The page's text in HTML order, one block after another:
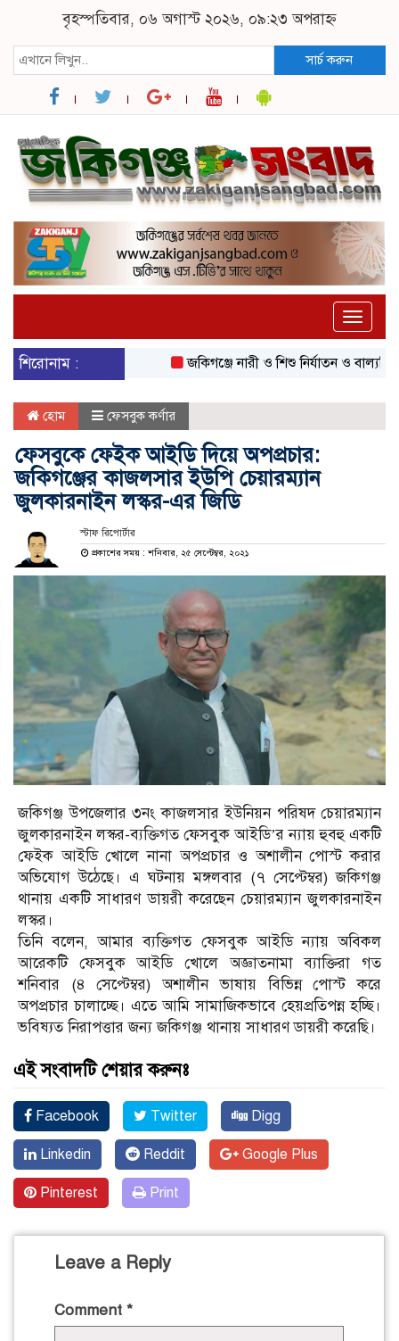
বৃহস্পতিবার, ০৬ অগাস্ট ২০২৬, ০৯:২৩ অপরাহ্ন
সার্চ করুন
Toggle
শিরোনাম :
জকিগঞ্জে নারী ও শিশু নির্যাতন ও
হোম ফেসবুক কর্ণার
ফেসবুকে ফেইক আইডি দিয়ে অপপ্রচার:
জকিগঞ্জের কাজলসার ইউপি চেয়ারম্যান
জুলকারনাইন লস্কর-এর জিডি
স্টাফ রিপোর্টার
প্রকাশের সময় : শনিবার, ২৫ সেপ্টেম্বর, ২০২১
জকিগঞ্জ উপজেলার ৩নং কাজলসার ইউনিয়ন পরিষদ চেয়ারম্যান
জুলকারনাইন লস্কর-ব্যক্তিগত ফেসবুক আইডি’র ন্যায় হুবহু একটি
ফেইক আইডি খোলে নানা অপপ্রচার ও অশালীন পোস্ট করার
অভিযোগ উঠেছে। এ ঘটনায় মঙ্গলবার (৭ সেপ্টেম্বর) জকিগঞ্জ
থানায় একটি সাধারণ ডায়রী করেছেন চেয়ারম্যান জুলকারনাইন
লস্কর।
তিনি বলেন, আমার ব্যক্তিগত ফেসবুক আইডি ন্যায় অবিকল
আরেকটি ফেসবুক আইডি খোলে অজ্ঞাতনামা ব্যাক্তিরা গত
শনিবার (৪ সেপ্টেম্বর) অশালীন ভাষায় বিভিন্ন পোস্ট করে
অপপ্রচার চালাচ্ছে। এতে আমি সামাজিকভাবে হেয়প্রতিপন্ন হচ্ছি।
ভবিষ্যত নিরাপত্তার জন্য জকিগঞ্জ থানায় সাধারণ ডায়রী করেছি।
এই সংবাদটি শেয়ার করুনঃ
Facebook Twitter Digg
Linkedin Reddit Google Plus
Pinterest Print
Leave a Reply
Comment *